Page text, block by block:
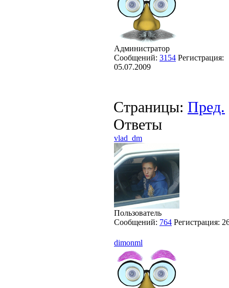
Администратор
Сообщений: 3154 Регистрация:
05.07.2009
Страницы: Пред.
Ответы
vlad_dm
Пользователь
Сообщений: 764 Регистрация:
dimonml